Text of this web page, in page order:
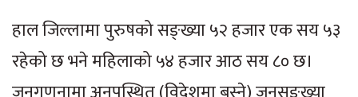
हाल जिल्लामा पुरुषको सङ्ख्या ५२ हजार एक सय ५३
रहेको छ भने महिलाको ५४ हजार आठ सय ८० छ।